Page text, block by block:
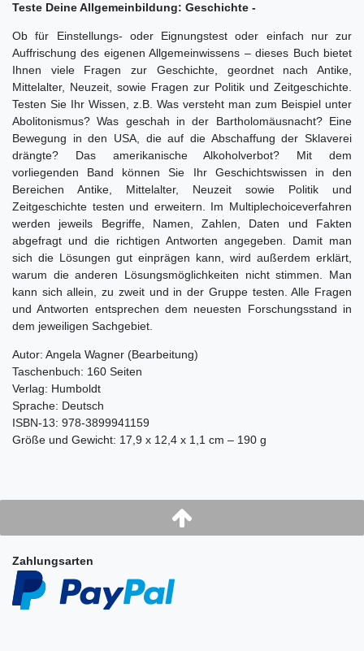
Teste Deine Allgemeinbildung: Geschichte -
Ob für Einstellungs- oder Eignungstest oder einfach nur zur
Auffrischung des eigenen Allgemeinwissens – dieses Buch bietet
Ihnen viele Fragen zur Geschichte, geordnet nach Antike,
Mittelalter, Neuzeit, sowie Fragen zur Politik und Zeitgeschichte.
Testen Sie Ihr Wissen, z.B. Was versteht man zum Beispiel unter
Abolitonismus? Was geschah in der Bartholomäusnacht? Eine
Bewegung in den USA, die auf die Abschaffung der Sklaverei
drängte? Das amerikanische Alkoholverbot? Mit dem
vorliegenden Band können Sie Ihr Geschichtswissen in den
Bereichen Antike, Mittelalter, Neuzeit sowie Politik und
Zeitgeschichte testen und erweitern. Im Multiplechoiceverfahren
werden jeweils Begriffe, Namen, Zahlen, Daten und Fakten
abgefragt und die richtigen Antworten angegeben. Damit man
sich die Lösungen gut einprägen kann, wird außerdem erklärt,
warum die anderen Lösungsmöglichkeiten nicht stimmen. Man
kann sich allein, zu zweit und in der Gruppe testen. Alle Fragen
und Antworten entsprechen dem neuesten Forschungsstand in
dem jeweiligen Sachgebiet.
Autor: Angela Wagner (Bearbeitung)
Taschenbuch: 160 Seiten
Verlag: Humboldt
Sprache: Deutsch
ISBN-13: 978-3899941159
Größe und Gewicht: 17,9 x 12,4 x 1,1 cm – 190 g
Zahlungsarten